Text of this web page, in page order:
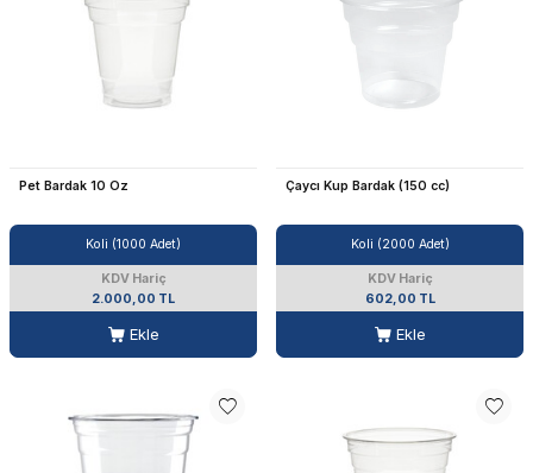
Pet Bardak 10 Oz
Koli (1000 Adet)
KDV Hariç
2.000,00 TL
Ekle
Çaycı Kup Bardak (150 cc)
Koli (2000 Adet)
KDV Hariç
602,00 TL
Ekle